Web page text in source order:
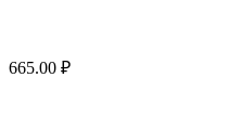
665.00 ₽